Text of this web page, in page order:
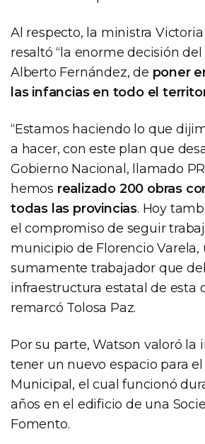
Al respecto, la ministra Victoria
resaltó “la enorme decisión
Alberto Fernández, de poner
las infancias en todo el
“Estamos haciendo lo que
a hacer, con este plan que
Gobierno Nacional, llamado
hemos realizado 200 obras
todas las provincias. Hoy
el compromiso de seguir
municipio de Florencio Varela,
sumamente trabajador que
infraestructura estatal de esta
remarcó Tolosa Paz.
Por su parte, Watson valoró la
tener un nuevo espacio para
Municipal, el cual funcionó
años en el edificio de una
Fomento.